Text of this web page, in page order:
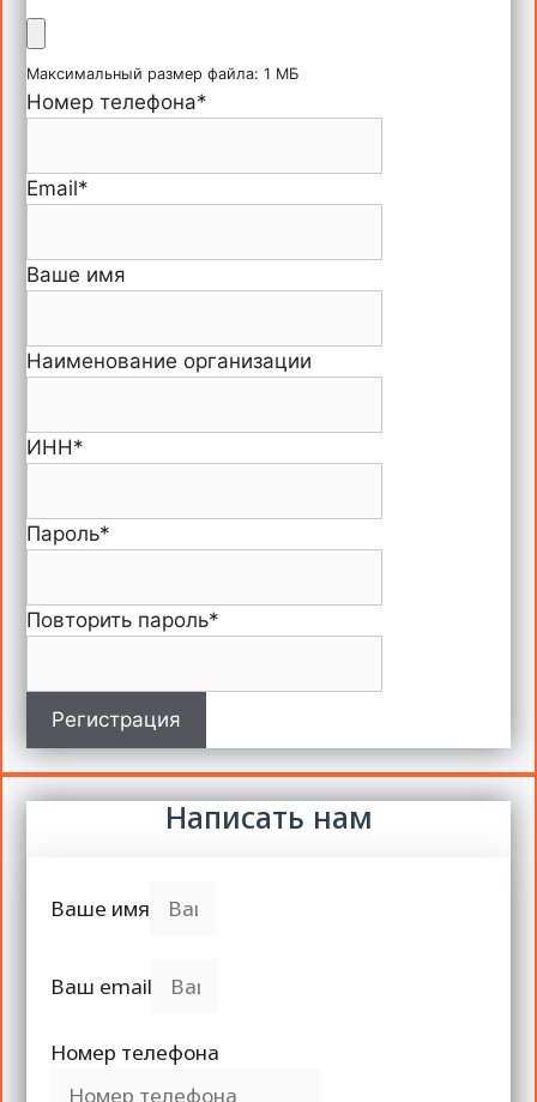
Максимальный размер файла: 1 МБ
Номер телефона*
Email*
Ваше имя
Наименование организации
ИНН*
Пароль*
Повторить пароль*
Регистрация
Написать нам
Ваше имя
Ваш email
Номер телефона